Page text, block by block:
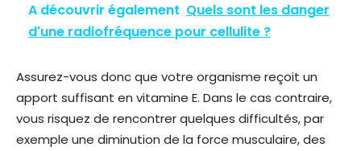
A découvrir également Quels sont les danger
d'une radiofréquence pour cellulite ?
Assurez-vous donc que votre organisme reçoit un
apport suffisant en vitamine E. Dans le cas contraire,
vous risquez de rencontrer quelques difficultés, par
exemple une diminution de la force musculaire, des